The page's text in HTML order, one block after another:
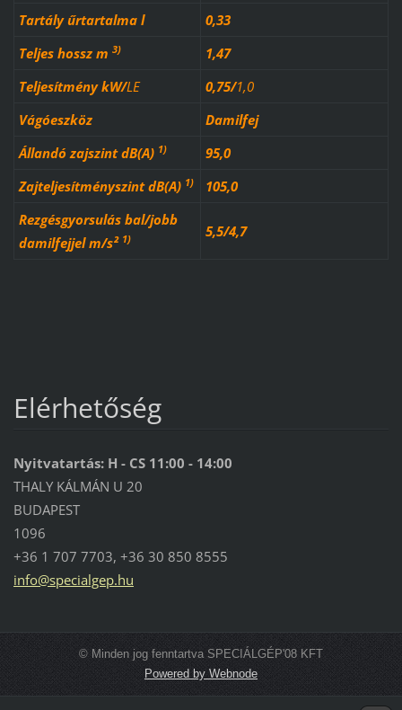
Tartály űrtartalma l
0,33
Teljes hossz m 3)
1,47
TeljesítménykW/LE 0,75/1,0
Vágóeszköz
Damilfej
Állandó zajszint dB(A) 1)
95,0
Zajteljesítményszint dB(A) 1)
105,0
Rezgésgyorsulás bal/jobb
damilfejjel m/s² 1) 5,5/4,7
Elérhetőség
Nyitvatartás: H - CS 11:00 - 14:00
THALY KÁLMÁN U 20
BUDAPEST
1096
+36 1 707 7703, +36 30 850 8555
info@specialgep.hu
© Minden jog fenntartva SPECIÁLGÉP'08 KFT
Powered by Webnode